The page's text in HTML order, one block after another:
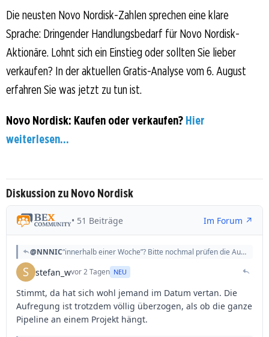
Die neusten Novo Nordisk-Zahlen sprechen eine klare
Sprache: Dringender Handlungsbedarf für Novo Nordisk-
Aktionäre. Lohnt sich ein Einstieg oder sollten Sie lieber
verkaufen? In der aktuellen Gratis-Analyse vom 6. August
erfahren Sie was jetzt zu tun ist.
Novo Nordisk: Kaufen oder verkaufen? Hier
weiterlesen...
Diskussion zu Novo Nordisk